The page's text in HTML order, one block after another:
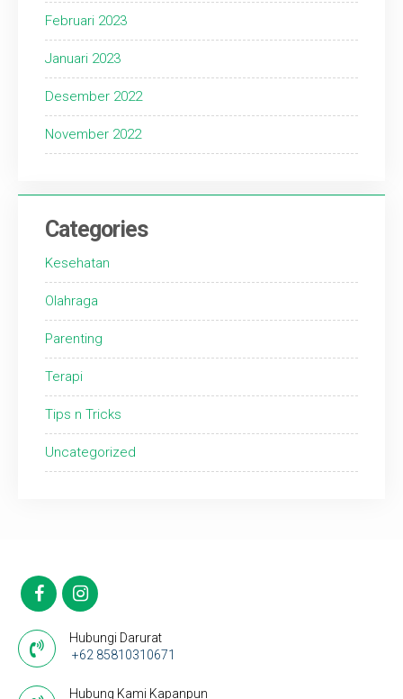
Februari 2023
Januari 2023
Desember 2022
November 2022
Categories
Kesehatan
Olahraga
Parenting
Terapi
Tips n Tricks
Uncategorized
Hubungi Darurat
+62 85810310671
Hubung Kami Kapanpun